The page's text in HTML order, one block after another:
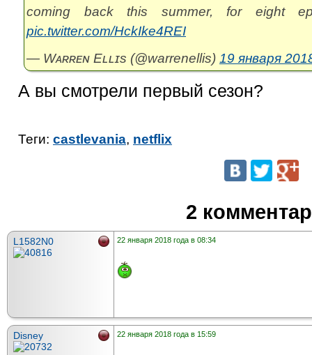
coming back this summer, for eight
pic.twitter.com/HckIke4REI
— Wᴀʀʀᴇɴ Eʟʟɪs (@warrenellis) 19 января
А вы смотрели первый сезон?
Теги: castlevania, netflix
2
L1582N0 22 января 2018 года в 08:34
Disney 22 января 2018 года в 15:59